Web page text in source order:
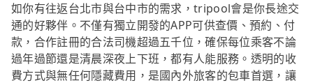
如你有往返台北市與台中市的需求，tripool會是你長途交
通的好夥伴。不僅有獨立開發的APP可供查價、預約、付
款，合作註冊的合法司機超過五千位，確保每位乘客不論
過年過節還是清晨深夜上下班，都有人能服務。透明的收
費方式與無任何隱藏費用，是國內外旅客的包車首選，讓